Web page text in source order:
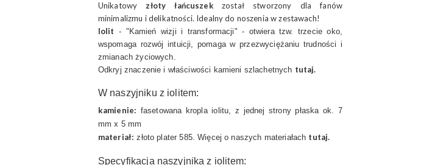
Unikatowyzłoty łańcuszekzostał stworzony dla fanów
minimalizmu i delikatności. Idealny do noszenia w zestawach!
Iolit - "Kamień wizji i transformacji" - otwiera tzw. trzecie oko,
wspomaga rozwój intuicji, pomaga w przezwyciężaniu trudności i
zmianach życiowych.
Odkryj znaczenie i właściwości kamieni szlachetnych tutaj.
W naszyjniku z iolitem:
kamienie: fasetowana kropla iolitu, z jednej strony płaska ok. 7
mm x 5 mm
materiał: złoto plater 585. Więcej o naszych materiałach tutaj.
Specyfikacja naszyjnika z iolitem: